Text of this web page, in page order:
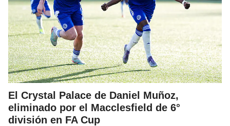
El Crystal Palace de Daniel Muñoz,
eliminado por el Macclesfield de 6°
división en FA Cup